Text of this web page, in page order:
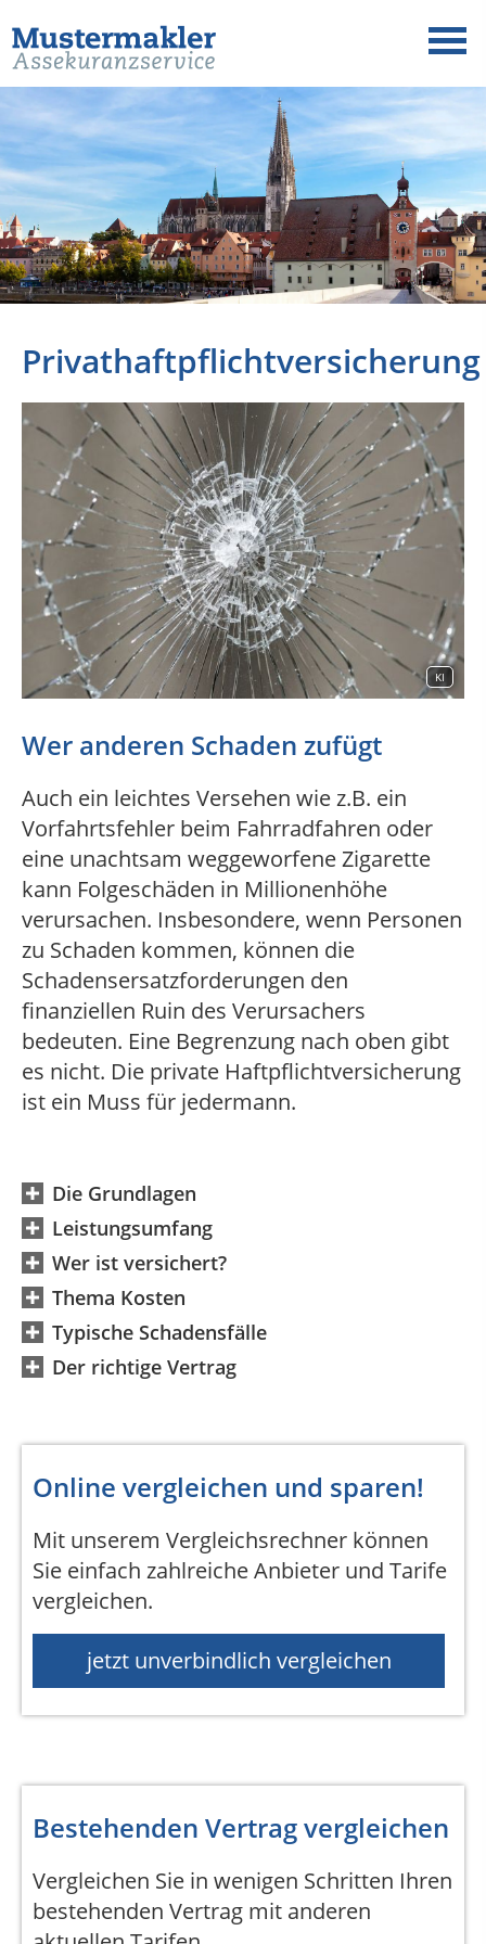
Privathaftpflichtversicherung
KI
Wer anderen Schaden zufügt
Auch ein leichtes Versehen wie z.B. ein
Vorfahrtsfehler beim Fahrradfahren oder
eine unachtsam weggeworfene Zigarette
kann Folgeschäden in Millionenhöhe
verursachen. Insbesondere, wenn Personen
zu Schaden kommen, können die
Schadensersatzforderungen den
finanziellen Ruin des Verursachers
bedeuten. Eine Begrenzung nach oben gibt
es nicht. Die private Haftpflichtversicherung
ist ein Muss für jedermann.
Die Grundlagen
Leistungsumfang
Wer ist versichert?
Thema Kosten
Typische Schadensfälle
Der richtige Vertrag
Online vergleichen und sparen!
Mit unserem Vergleichsrechner können
Sie einfach zahlreiche Anbieter und Tarife
vergleichen.
jetzt unverbindlich vergleichen
Bestehenden Vertrag vergleichen
Vergleichen Sie in wenigen Schritten Ihren
bestehenden Vertrag mit anderen